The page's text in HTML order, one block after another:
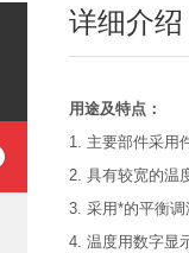
详细介绍
用途及特点：
1. 主要部件采用
2. 具有较宽的温
3. 采用*的平衡
4. 温度用数字显